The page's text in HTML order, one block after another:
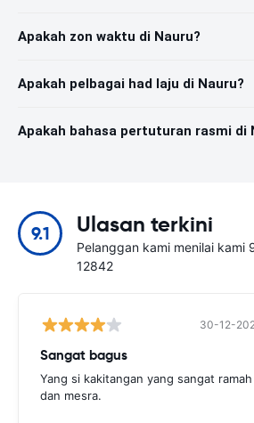
Apakah zon waktu di Nauru?
Apakah pelbagai had laju di Nauru?
Apakah bahasa pertuturan rasmi di
9.1 Ulasan terkini
Pelanggan kami menilai kami
12842
30-12-
Sangat bagus
Yang si kakitangan yang sangat ramah
dan mesra.